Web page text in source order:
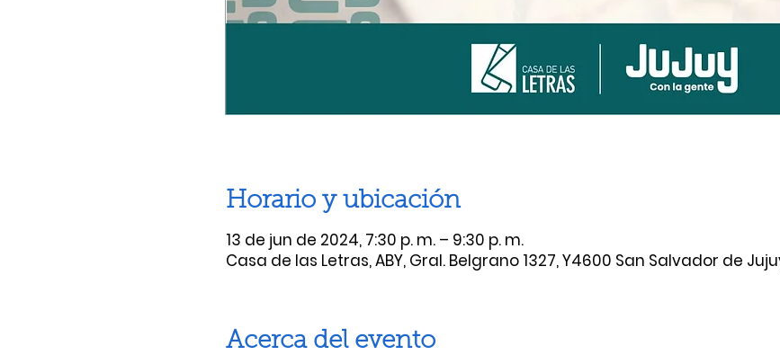
Horario y ubicación
13 de jun de 2024, 7:30 p. m. – 9:30 p. m.
Casa de las Letras, ABY, Gral. Belgrano 1327, Y4600 San Salvador de
Acerca del evento